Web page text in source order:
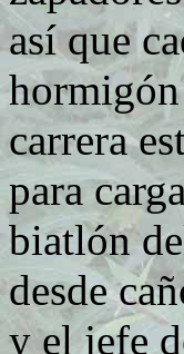
así que
carrera
para
biatlón
desde
y el jefe